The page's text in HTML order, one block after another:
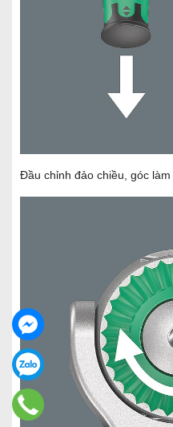
Đầu chỉnh đảo chiều, góc